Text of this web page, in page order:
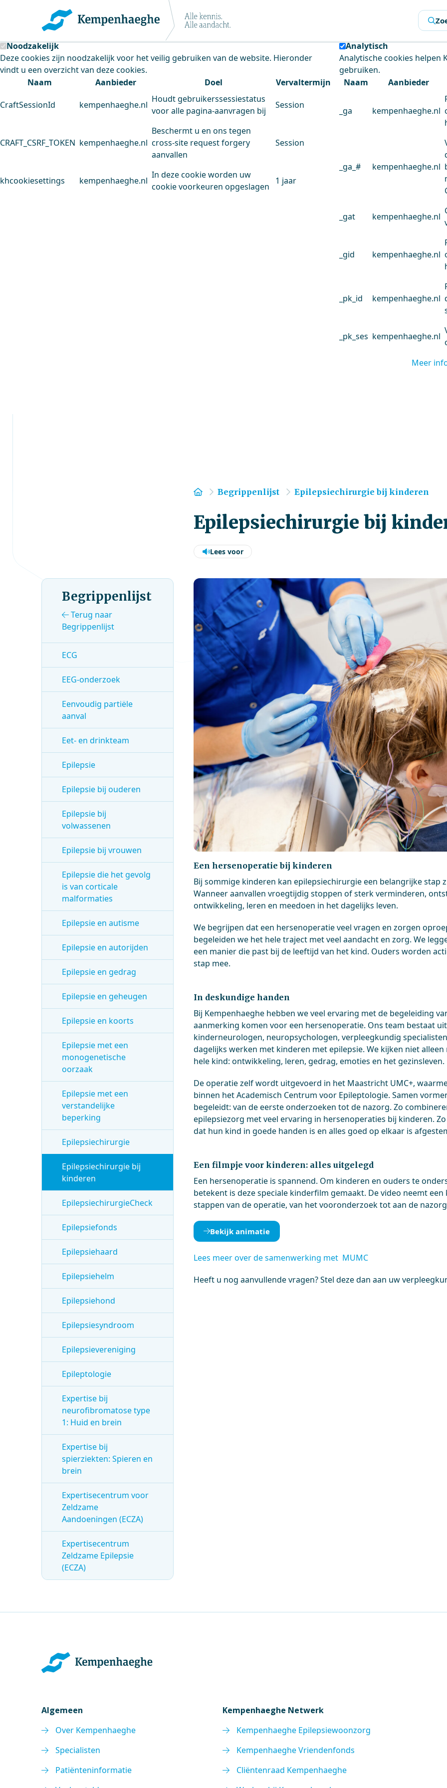
Kempenhaeghe maakt gebruik van cookies
Deze site plaatst cookies. Dit doen we om het gebruik van de website te analyseren en het gebruiksgemak te
Noodzakelijk
Deze cookies zijn noodzakelijk voor het veilig gebruiken van de website. Hieronder
vindt u een overzicht van deze cookies.
Naam
Aanbieder Doel Vervaltermijn
CraftSessionId kempenhaeghe.nl
Houdt gebruikerssessiestatus
voor alle pagina-aanvragen bij
Session
CRAFT_CSRF_TOKEN kempenhaeghe.nl
Beschermt u en ons tegen
cross-site request forgery
aanvallen
Session
khcookiesettings kempenhaeghe.nl
In deze cookie worden uw
cookie voorkeuren opgeslagen
1 jaar
Analytisch
Analytische cookies helpen
gebruiken.
Naam
Aanbieder
_ga kempenhaeghe.nl
_ga_# kempenhaeghe.nl
_gat kempenhaeghe.nl
_gid kempenhaeghe.nl
_pk_id kempenhaeghe.nl
_pk_ses kempenhaeghe.nl
Meer
Home
Begrippenlijst Epilepsiechirurgie bij kinderen
Epilepsiechirurgie bij
Lees voor
Een hersenoperatie bij kinderen
Bij sommige kinderen kan epilepsiechirurgie een belangrijke stap
Wanneer aanvallen vroegtijdig stoppen of sterk verminderen,
ontwikkeling, leren en meedoen in het dagelijks leven.
We begrijpen dat een hersenoperatie veel vragen en zorgen
begeleiden we het hele traject met veel aandacht en zorg. We
een manier die past bij de leeftijd van het kind. Ouders worden
stap mee.
In deskundige handen
Bij Kempenhaeghe hebben we veel ervaring met de begeleiding
aanmerking komen voor een hersenoperatie. Ons team bestaat
kinderneurologen, neuropsychologen, verpleegkundig
dagelijks werken met kinderen met epilepsie. We kijken niet
hele kind: ontwikkeling, leren, gedrag, emoties en het gezinsleven.
De operatie zelf wordt uitgevoerd in het Maastricht UMC+,
binnen het Academisch Centrum voor Epileptologie. Samen
begeleidt: van de eerste onderzoeken tot de nazorg. Zo
epilepsiezorg met veel ervaring in hersenoperaties bij kinderen.
dat hun kind in goede handen is en alles goed op elkaar is
Een filmpje voor kinderen: alles uitgelegd
Een hersenoperatie is spannend. Om kinderen en ouders te
betekent is deze speciale kinderfilm gemaakt. De video neemt
stappen van de operatie, van het vooronderzoek tot aan de
Bekijk animatie
Lees meer over de samenwerking met MUMC
Heeft u nog aanvullende vragen? Stel deze dan aan uw
Begrippenlijst
Terug naar
Begrippenlijst
ECG
EEG-onderzoek
Eenvoudig partiële
aanval
Eet- en drinkteam
Epilepsie
Epilepsie bij ouderen
Epilepsie bij
volwassenen
Epilepsie bij vrouwen
Epilepsie die het gevolg
is van corticale
malformaties
Epilepsie en autisme
Epilepsie en autorijden
Epilepsie en gedrag
Epilepsie en geheugen
Epilepsie en koorts
Epilepsie met een
monogenetische
oorzaak
Epilepsie met een
verstandelijke
beperking
Epilepsiechirurgie
Epilepsiechirurgie bij
kinderen
EpilepsiechirurgieCheck
Epilepsiefonds
Epilepsiehaard
Epilepsiehelm
Epilepsiehond
Epilepsiesyndroom
Epilepsievereniging
Epileptologie
Expertise bij
neurofibromatose type
1: Huid en brein
Expertise bij
spierziekten: Spieren en
brein
Expertisecentrum voor
Zeldzame
Aandoeningen (ECZA)
Expertisecentrum
Zeldzame Epilepsie
(ECZA)
Algemeen
Over Kempenhaeghe
Specialisten
Patiënteninformatie
Kempenhaeghe Netwerk
Kempenhaeghe Epilepsiewoonzorg
Kempenhaeghe Vriendenfonds
Cliëntenraad Kempenhaeghe